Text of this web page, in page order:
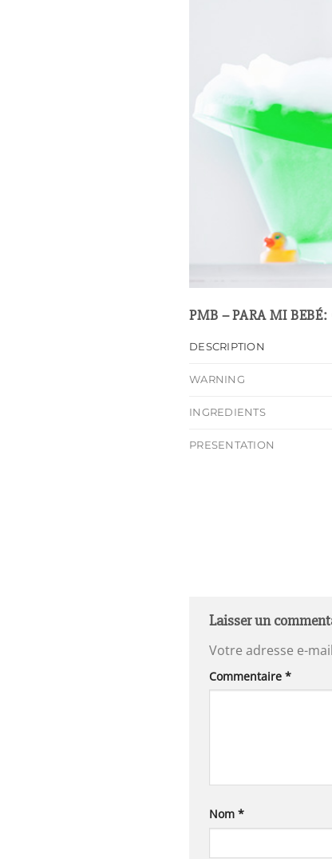
PMB – PARA MI
DESCRIPTION
WARNING
INGREDIENTS
PRESENTATION
Laisser un
Votre adresse e-
Commentaire *
Nom *